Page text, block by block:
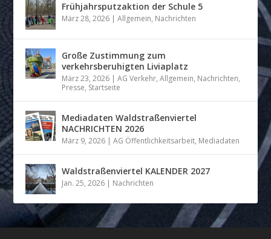
Frühjahrsputzaktion der Schule 5
März 28, 2026 |Allgemein, Nachrichten
Große Zustimmung zum
verkehrsberuhigten Liviaplatz
März 23, 2026 |AG Verkehr,Allgemein, Nachrichten,
Presse, Startseite
Mediadaten Waldstraßenviertel
NACHRICHTEN 2026
März 9, 2026 |AG Öffentlichkeitsarbeit, Mediadaten
Waldstraßenviertel KALENDER 2027
Jan. 25, 2026 | Nachrichten